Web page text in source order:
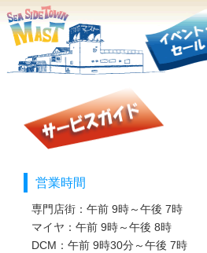
営業時間
専門店街：午前 9時～午後 7時
マイヤ：午前 9時～午後 8時
DCM：午前 9時30分～午後 7時